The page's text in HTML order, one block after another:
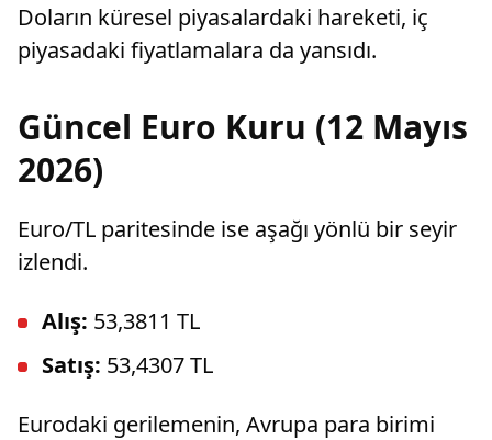
Doların küresel piyasalardaki hareketi, iç
piyasadaki fiyatlamalara da yansıdı.
Güncel Euro Kuru (12 Mayıs
2026)
Euro/TL paritesinde ise aşağı yönlü bir seyir
izlendi.
Alış: 53,3811 TL
Satış: 53,4307 TL
Eurodaki gerilemenin, Avrupa para birimi